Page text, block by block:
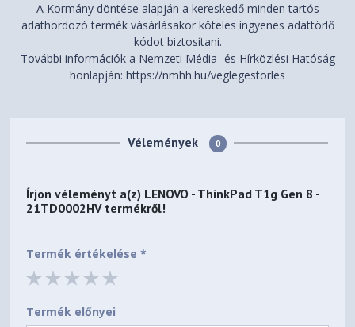
1x USB-A (USB 10Gbps /
USB 3.2 Gen 2), Always On
2x Thunderbolt™ 5, with
USB PD 3.1 and
1x Thunderbolt™ 4, with
DisplayPort™ 2.1 and USB
1x HDMI® 2.1, up to
A Kormány döntése alapján a kereskedő minden tartós
adathordozó termék vásárlásakor köteles ingyenes adattörlő
kódot biztosítani.
További információk a Nemzeti Média- és Hírközlési Hatóság
honlapján: https://nmhh.hu/veglegestorles
Vélemények 0
Írjon véleményt a(z) LENOVO - ThinkPad T1g Gen 8 -
21TD0002HVtermékről!
Termék értékelése *
Termék előnyei